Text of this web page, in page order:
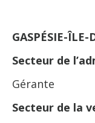
GASPÉSIE-
Secteur de
Gérante
Secteur de la